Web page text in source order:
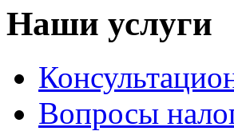
Наши услуги
Вопросы